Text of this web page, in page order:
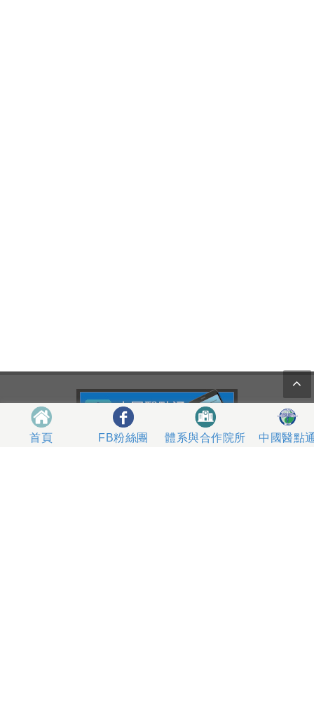
首頁 FB粉絲團 體系與合作院所 中國醫點
404327 台中市北區育德路2號